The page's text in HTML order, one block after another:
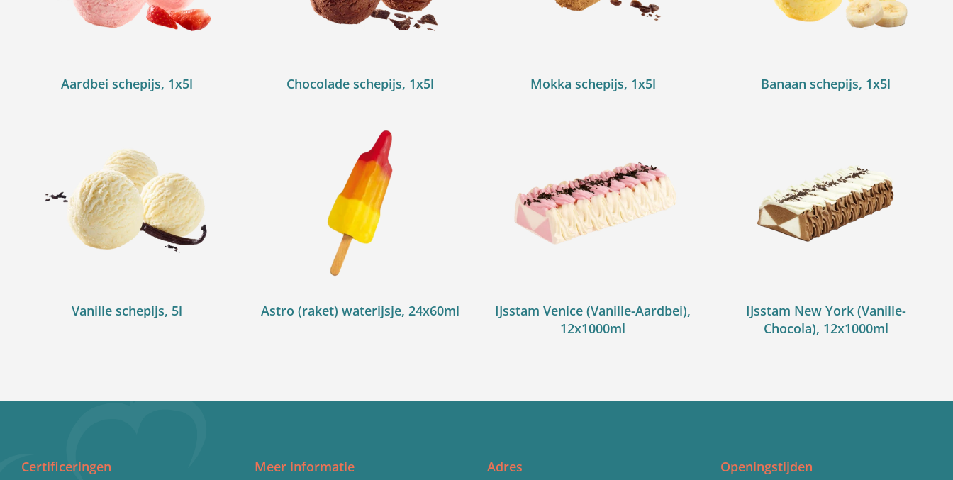
Aardbei schepijs, 1x5l Chocolade schepijs, 1x5l Mokka schepijs, 1x5l Banaan schepijs, 1x5l
Vanille schepijs, 5l Astro (raket) waterijsje, 24x60ml
IJsstam Venice (Vanille-Aardbei),
12x1000ml
IJsstam New York (Vanille-
Chocola), 12x1000ml
Certificeringen Meer informatie Adres Openingstijden